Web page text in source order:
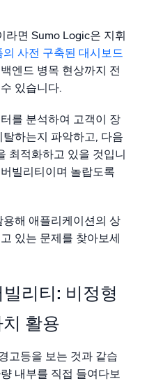
면 Sumo Logic은 지휘
의 사전 구축된 대시보드
엔드 병목 현상까지 전
있습니다.
를 분석하여 고객이 장
하는지 파악하고, 다음
최적화하고 있을 것입니
빌리티이며 놀랍도록
해 애플리케이션의 상
있는 문제를 찾아보세
리티: 비정형
활용
고등을 보는 것과 같습
내부를 직접 들여다보